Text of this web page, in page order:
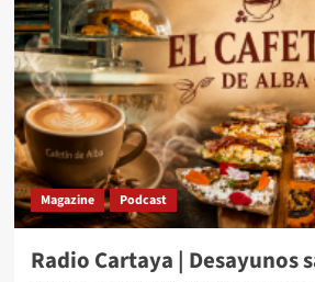
Magazine Podcast
Radio Cartaya | Desayunos